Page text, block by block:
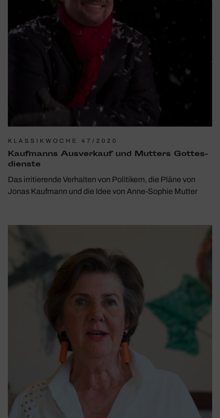
KLASSIKWOCHE 47/2020
Kauf­manns Ausver­kauf und Mutters Gottes­
dienste
Das irritierende Verhalten von Politikern, die Pläne von
Jonas Kaufmann und die Idee von Anne-Sophie Mutter